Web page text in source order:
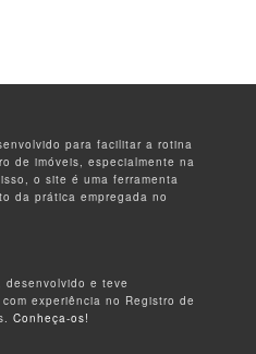
para facilitar a rotina
de imóveis, especialmente na
o site é uma ferramenta
da prática empregada no
e teve
experiência no Registro de
Conheça-os!